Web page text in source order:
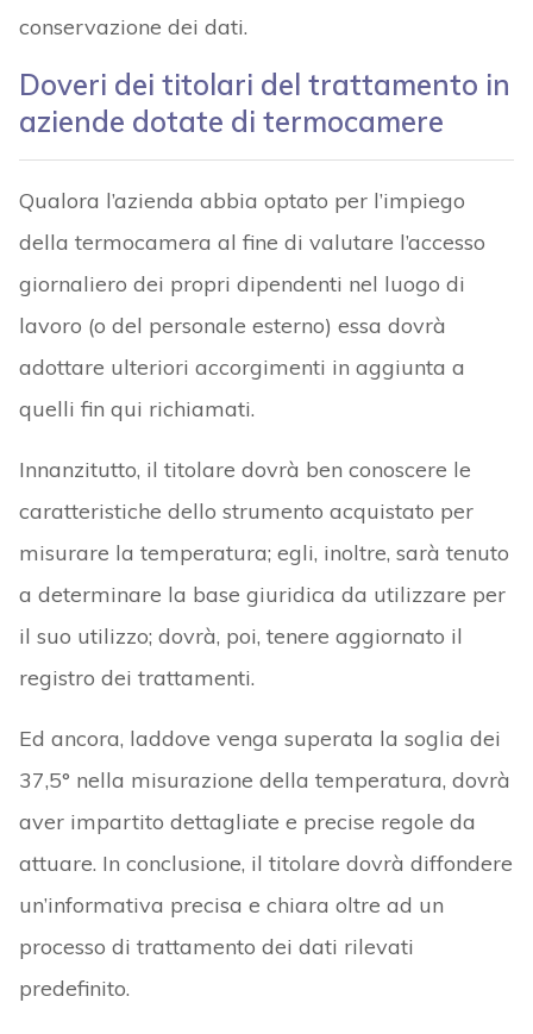
conservazione dei dati.
Doveri dei titolari del trattamento in
aziende dotate di termocamere
Qualora l’azienda abbia optato per l’impiego
della termocamera al fine di valutare l’accesso
giornaliero dei propri dipendenti nel luogo di
lavoro (o del personale esterno) essa dovrà
adottare ulteriori accorgimenti in aggiunta a
quelli fin qui richiamati.
Innanzitutto, il titolare dovrà ben conoscere le
caratteristiche dello strumento acquistato per
misurare la temperatura; egli, inoltre, sarà tenuto
a determinare la base giuridica da utilizzare per
il suo utilizzo; dovrà, poi, tenere aggiornato il
registro dei trattamenti.
Ed ancora, laddove venga superata la soglia dei
37,5° nella misurazione della temperatura, dovrà
aver impartito dettagliate e precise regole da
attuare. In conclusione, il titolare dovrà diffondere
un’informativa precisa e chiara oltre ad un
processo di trattamento dei dati rilevati
predefinito.